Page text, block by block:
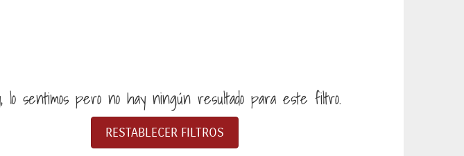
lo sentimos pero no hay ningún resultado para este filtro.